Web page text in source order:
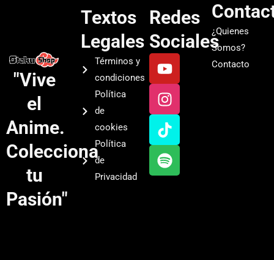
"Vive
el
Anime.
Colecciona
tu
Pasión"
Textos
Legales
Términos y
condiciones
Política
de
cookies
Política
de
Privacidad
Redes
Sociales
Y
o
u
t
u
b
e
I
n
s
t
a
g
r
a
T
i
k
t
o
k
S
p
o
t
i
f
y
¿Quienes
Somos?
Contacto